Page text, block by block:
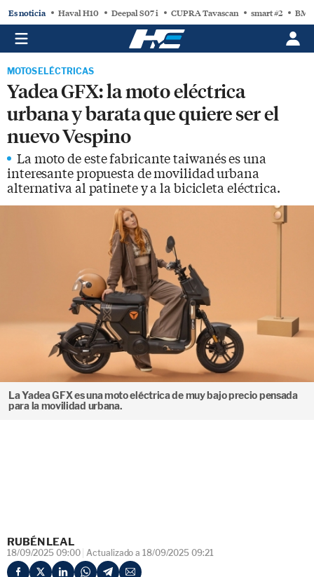
Es noticia Haval H10 Deepal S07 i CUPRA Tavascan smart #2
MOTOS ELÉCTRICAS
Yadea GFX: la moto eléctrica
urbana y barata que quiere ser el
nuevo Vespino
La moto de este fabricante taiwanés es una
interesante propuesta de movilidad urbana
alternativa al patinete y a la bicicleta eléctrica.
La Yadea GFX es una moto eléctrica de muy bajo precio pensada
para la movilidad urbana.
RUBÉN LEAL
18/09/2025 09:00 Actualizado a 18/09/2025 09:21